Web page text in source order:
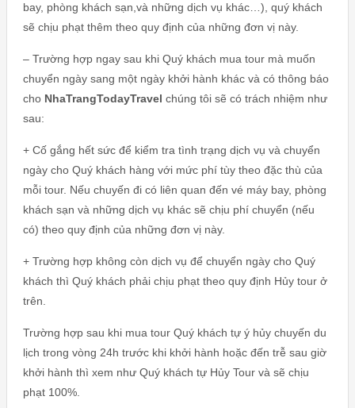
bay, phòng khách sạn,và những dịch vụ khác…), quý khách
sẽ chịu phạt thêm theo quy định của những đơn vị này.
– Trường hợp ngay sau khi Quý khách mua tour mà muốn
chuyển ngày sang một ngày khởi hành khác và có thông báo
cho NhaTrangTodayTravel chúng tôi sẽ có trách nhiệm như
sau:
+ Cố gắng hết sức để kiểm tra tình trạng dịch vụ và chuyển
ngày cho Quý khách hàng với mức phí tùy theo đặc thù của
mỗi tour. Nếu chuyến đi có liên quan đến vé máy bay, phòng
khách sạn và những dịch vụ khác sẽ chịu phí chuyển (nếu
có) theo quy định của những đơn vị này.
+ Trường hợp không còn dịch vụ để chuyển ngày cho Quý
khách thì Quý khách phải chịu phạt theo quy định Hủy tour ở
trên.
Trường hợp sau khi mua tour Quý khách tự ý hủy chuyến du
lịch trong vòng 24h trước khi khởi hành hoặc đến trễ sau giờ
khởi hành thì xem như Quý khách tự Hủy Tour và sẽ chịu
phạt 100%.